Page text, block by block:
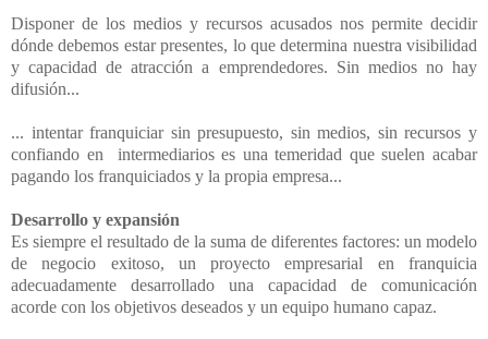
Disponer de los medios y recursos acusados nos permite decidir
dónde debemos estar presentes, lo que determina nuestra visibilidad
y capacidad de atracción a emprendedores. Sin medios no hay
difusión...
... intentar franquiciar sin presupuesto, sin medios, sin recursos y
confiando en intermediarios es una temeridad que suelen acabar
pagando los franquiciados y la propia empresa...
Desarrollo y expansión
Es siempre el resultado de la suma de diferentes factores: un modelo
de negocio exitoso, un proyecto empresarial en franquicia
adecuadamente desarrollado una capacidad de comunicación
acorde con los objetivos deseados y un equipo humano capaz.